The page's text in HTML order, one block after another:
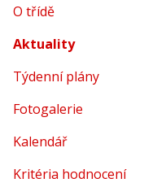
O třídě
Aktuality(aktuální)
Týdenní plány
Fotogalerie
Kalendář
Kritéria hodnocení